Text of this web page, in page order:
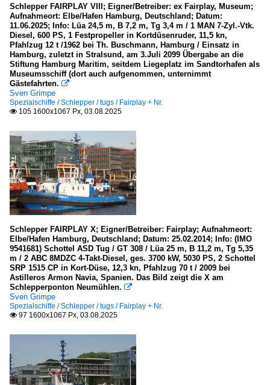
Schlepper FAIRPLAY VIII; Eigner/Betreiber: ex Fairplay, Museum;
Aufnahmeort: Elbe/Hafen Hamburg, Deutschland; Datum:
11.06.2025; Info: Lüa 24,5 m, B 7,2 m, Tg 3,4 m / 1 MAN 7-Zyl.-Vtk.
Diesel, 600 PS, 1 Festpropeller in Kortdüsenruder, 11,5 kn,
Pfahlzug 12 t /1962 bei Th. Buschmann, Hamburg / Einsatz in
Hamburg, zuletzt in Stralsund, am 3.Juli 2099 Übergabe an die
Stiftung Hamburg Maritim, seitdem Liegeplatz im Sandtorhafen als
Museumsschiff (dort auch aufgenommen, unternimmt
Gästefahrten. 
Sven Grimpe
Spezialschiffe / Schlepper / tugs / Fairplay + Nr.
 105 1600x1067 Px, 03.08.2025
Schlepper FAIRPLAY X; Eigner/Betreiber: Fairplay; Aufnahmeort:
Elbe/Hafen Hamburg, Deutschland; Datum: 25.02.2014; Info: (IMO
9541681) Schottel ASD Tug / GT 308 / Lüa 25 m, B 11,2 m, Tg 5,35
m / 2 ABC 8MDZC 4-Takt-Diesel, ges. 3700 kW, 5030 PS, 2 Schottel
SRP 1515 CP in Kort-Düse, 12,3 kn, Pfahlzug 70 t / 2009 bei
Astilleros Armon Navia, Spanien. Das Bild zeigt die X am
Schlepperponton Neumühlen. 
Sven Grimpe
Spezialschiffe / Schlepper / tugs / Fairplay + Nr.
 97 1600x1067 Px, 03.08.2025